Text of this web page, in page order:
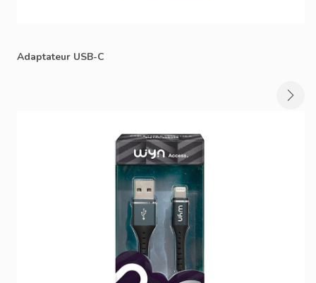
Adaptateur USB-C